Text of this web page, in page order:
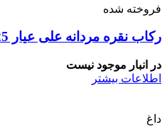
فروخته شده
رکاب نقره مردانه علی عیار 925
در انبار موجود نیست
اطلاعات بیشتر
داغ